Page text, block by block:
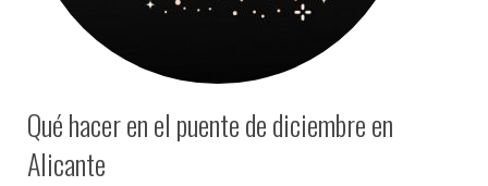
Qué hacer en el puente de diciembre en
Alicante